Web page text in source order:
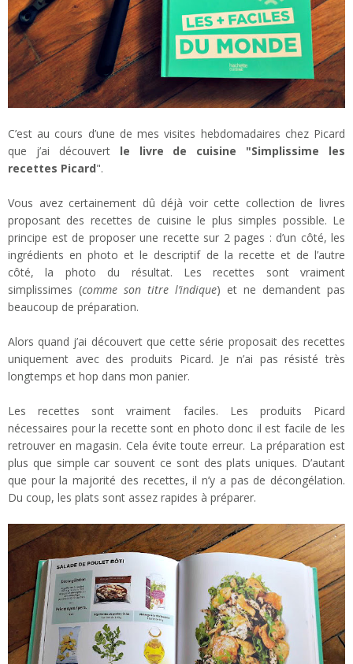
C’est au cours d’une de mes visites hebdomadaires chez Picard
que j’ai découvert le livre de cuisine "Simplissime les
recettes Picard".
Vous avez certainement dû déjà voir cette collection de livres
proposant des recettes de cuisine le plus simples possible. Le
principe est de proposer une recette sur 2 pages : d’un côté, les
ingrédients en photo et le descriptif de la recette et de l’autre
côté, la photo du résultat. Les recettes sont vraiment
simplissimes (comme son titre l’indique) et ne demandent pas
beaucoup de préparation.
Alors quand j’ai découvert que cette série proposait des recettes
uniquement avec des produits Picard. Je n’ai pas résisté très
longtemps et hop dans mon panier.
Les recettes sont vraiment faciles. Les produits Picard
nécessaires pour la recette sont en photo donc il est facile de les
retrouver en magasin. Cela évite toute erreur. La préparation est
plus que simple car souvent ce sont des plats uniques. D’autant
que pour la majorité des recettes, il n’y a pas de décongélation.
Du coup, les plats sont assez rapides à préparer.